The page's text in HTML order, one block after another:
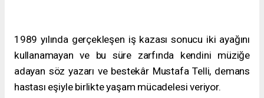
1989 yılında gerçekleşen iş kazası sonucu iki ayağını
kullanamayan ve bu süre zarfında kendini müziğe
adayan söz yazarı ve bestekâr Mustafa Telli, demans
hastası eşiyle birlikte yaşam mücadelesi veriyor.